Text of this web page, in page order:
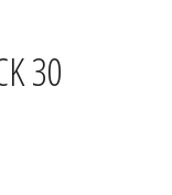
30